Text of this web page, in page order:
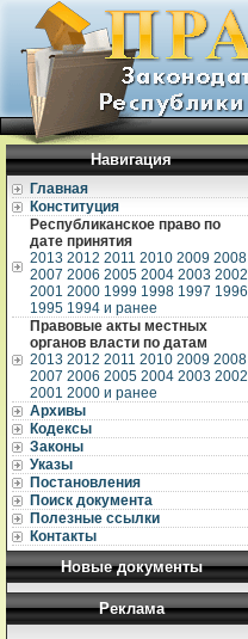
Навигация
Главная
Конституция
Республиканское право по
дате принятия
2013 2012 2011 2010 2009 2008
2007 2006 2005 2004 2003 2002
2001 2000 1999 1998 1997 1996
1995 1994 и ранее
Правовые акты местных
органов власти по датам
2013 2012 2011 2010 2009 2008
2007 2006 2005 2004 2003 2002
2001 2000 и ранее
Архивы
Кодексы
Законы
Указы
Постановления
Поиск документа
Полезные ссылки
Контакты
Новые документы
Реклама